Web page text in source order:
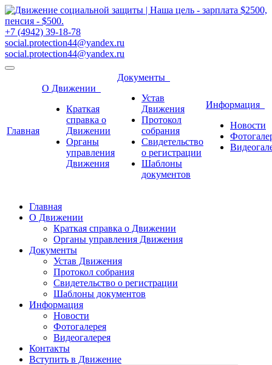
+7 (4942) 39-18-78
social.protection44@yandex.ru
social.protection44@yandex.ru
Главная
О Движении
Краткая
справка о
Движении
Органы
управления
Движения
Документы
Устав
Движения
Протокол
собрания
Свидетельство
о регистрации
Шаблоны
документов
Информация
Новости
Главная
О Движении
Краткая справка о Движении
Органы управления Движения
Документы
Устав Движения
Протокол собрания
Свидетельство о регистрации
Шаблоны документов
Информация
Новости
Фотогалерея
Видеогалерея
Контакты
Вступить в Движение